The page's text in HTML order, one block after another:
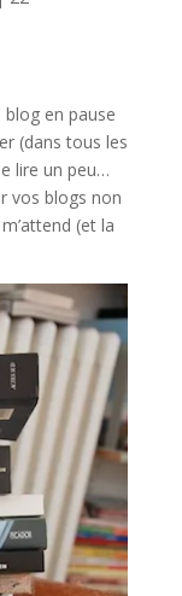
en pause
(dans tous les
lire un peu…
vos blogs non
(et la